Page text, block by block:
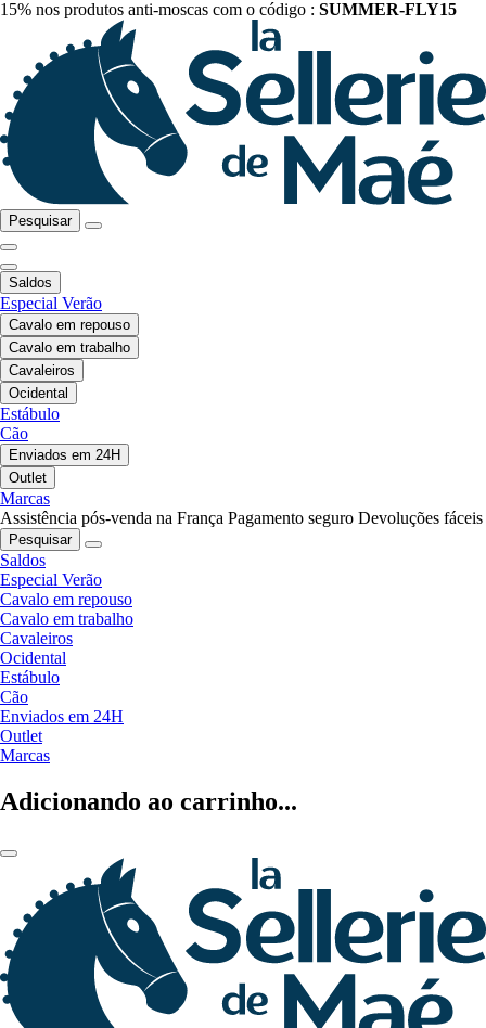
15% nos produtos anti-moscas com o código : SUMMER-FLY15
Pesquisar
Saldos
Especial Verão
Cavalo em repouso
Cavalo em trabalho
Cavaleiros
Ocidental
Estábulo
Cão
Enviados em 24H
Outlet
Marcas
Assistência pós-venda na França Pagamento seguro Devoluções fáceis
Pesquisar
Saldos
Especial Verão
Cavalo em repouso
Cavalo em trabalho
Cavaleiros
Ocidental
Estábulo
Cão
Enviados em 24H
Outlet
Marcas
Adicionando ao carrinho...